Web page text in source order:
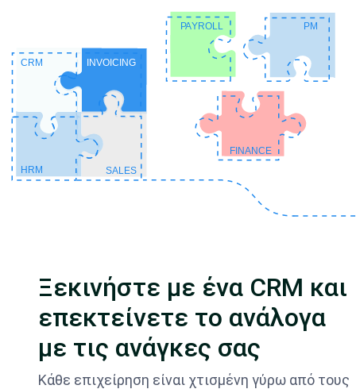
Ξεκινήστε με ένα CRM και
επεκτείνετε το ανάλογα
με τις ανάγκες σας
Κάθε επιχείρηση είναι χτισμένη γύρω από τους